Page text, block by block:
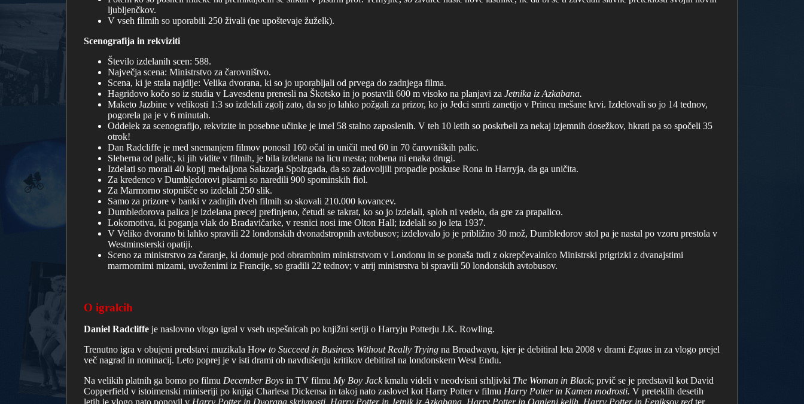
ljubljenčkov.
V vseh filmih so uporabili 250 živali (ne upoštevaje žuželk).
Scenografija in rekviziti
Število izdelanih scen: 588.
Največja scena: Ministrstvo za čarovništvo.
Scena, ki je stala najdlje: Velika dvorana, ki so jo uporabljali od prvega do zadnjega filma.
Hagridovo kočo so iz studia v Lavesdenu prenesli na Škotsko in jo postavili 600 m visoko na planjavi za Jetnika iz Azkabana.
Maketo Jazbine v velikosti 1:3 so izdelali zgolj zato, da so jo lahko požgali za prizor, ko jo Jedci smrti zanetijo v Princu mešane krvi. Izdelovali so jo 14 tednov,
pogorela pa je v 6 minutah.
Oddelek za scenografijo, rekvizite in posebne učinke je imel 58 stalno zaposlenih. V teh 10 letih so poskrbeli za nekaj izjemnih dosežkov, hkrati pa so spočeli 35
otrok!
Dan Radcliffe je med snemanjem filmov ponosil 160 očal in uničil med 60 in 70 čarovniških palic.
Sleherna od palic, ki jih vidite v filmih, je bila izdelana na licu mesta; nobena ni enaka drugi.
Izdelati so morali 40 kopij medaljona Salazarja Spolzgada, da so zadovoljili propadle poskuse Rona in Harryja, da ga uničita.
Za kredenco v Dumbledorovi pisarni so naredili 900 spominskih fiol.
Za Marmorno stopnišče so izdelali 250 slik.
Samo za prizore v banki v zadnjih dveh filmih so skovali 210.000 kovancev.
Dumbledorova palica je izdelana precej prefinjeno, četudi se takrat, ko so jo izdelali, sploh ni vedelo, da gre za prapalico.
Lokomotiva, ki poganja vlak do Bradavičarke, v resnici nosi ime Olton Hall; izdelali so jo leta 1937.
V Veliko dvorano bi lahko spravili 22 londonskih dvonadstropnih avtobusov; izdelovalo jo je približno 30 mož, Dumbledorov stol pa je nastal po vzoru prestola v
Westminsterski opatiji.
Sceno za ministrstvo za čaranje, ki domuje pod obrambnim ministrstvom v Londonu in se ponaša tudi z okrepčevalnico Ministrski prigrizki z dvanajstimi
marmornimi mizami, uvoženimi iz Francije, so gradili 22 tednov; v atrij ministrstva bi spravili 50 londonskih avtobusov.
O igralcih
Daniel Radcliffe je naslovno vlogo igral v vseh uspešnicah po knjižni seriji o Harryju Potterju J.K. Rowling.
Trenutno igra v obujeni predstavi muzikala How to Succeed in Business Without Really Trying na Broadwayu, kjer je debitiral leta 2008 v drami Equus in za vlogo prejel
več nagrad in noninacij. Leto poprej je v isti drami ob navdušenju kritikov debitiral na londonskem West Endu.
Na velikih platnih ga bomo po filmu December Boys in TV filmu My Boy Jackkmalu videli v neodvisni srhljivki The Woman in Black; prvič se je predstavil kot David
Copperfield v istoimenski miniseriji po knjigi Charlesa Dickensa in takoj nato zaslovel kot Harry Potter v filmu Harry Potter in Kamen modrosti. V preteklih desetih
letih je vlogo nato ponovil v Harry Potter in Dvorana skrivnosti, Harry Potter in Jetnik iz Azkabana, Harry Potter in Ognjeni kelih, Harry Potter in Feniksov red ter